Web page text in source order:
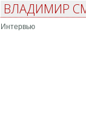
ВЛАДИМИР
Интервью